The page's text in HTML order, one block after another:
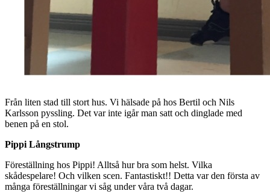
Från liten stad till stort hus. Vi hälsade på hos Bertil och Nils
Karlsson pyssling. Det var inte igår man satt och dinglade med
benen på en stol.
Pippi Långstrump
Föreställning hos Pippi! Alltså hur bra som helst. Vilka
skådespelare! Och vilken scen. Fantastiskt!! Detta var den första av
många föreställningar vi såg under våra två dagar.